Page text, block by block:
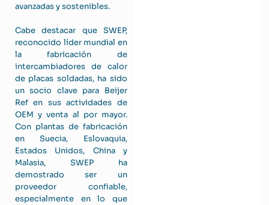
avanzadas y sostenibles.
Cabe destacar que SWEP,
reconocido líder mundial en
la fabricación de
intercambiadores de calor
de placas soldadas, ha sido
un socio clave para Beijer
Ref en sus actividades de
OEM y venta al por mayor.
Con plantas de fabricación
en Suecia, Eslovaquia,
Estados Unidos, China y
Malasia, SWEP ha
demostrado ser un
proveedor confiable,
especialmente en lo que